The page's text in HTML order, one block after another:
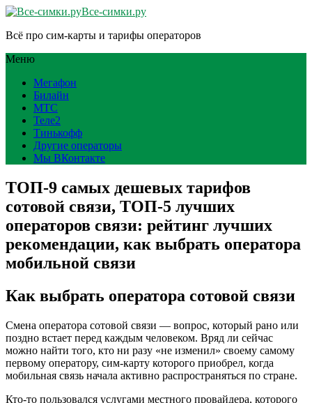
Все-симки.ру
Всё про сим-карты и тарифы операторов
Меню
Мегафон
Билайн
МТС
Теле2
Тинькофф
Другие операторы
Мы ВКонтакте
ТОП-9 самых дешевых тарифов
сотовой связи, ТОП-5 лучших
операторов связи: рейтинг лучших
рекомендации, как выбрать оператора
мобильной связи
Как выбрать оператора сотовой связи
Смена оператора сотовой связи — вопрос, который рано или
поздно встает перед каждым человеком. Вряд ли сейчас
можно найти того, кто ни разу «не изменил» своему самому
первому оператору, сим-карту которого приобрел, когда
мобильная связь начала активно распространяться по стране.
Кто-то пользовался услугами местного провайдера, которого